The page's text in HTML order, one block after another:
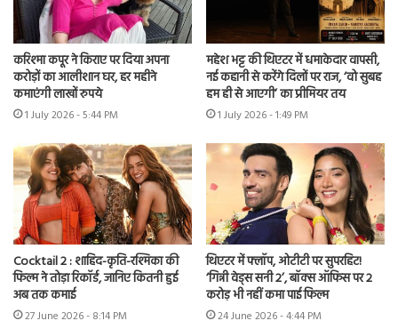
करिश्मा कपूर ने किराए पर दिया अपना
करोड़ों का आलीशान घर, हर महीने
कमाएंगी लाखों रुपये
1 July 2026 - 5:44 PM
महेश भट्ट की थिएटर में धमाकेदार वापसी,
नई कहानी से करेंगे दिलों पर राज, ‘वो सुबह
हम ही से आएगी’ का प्रीमियर तय
1 July 2026 - 1:49 PM
Cocktail 2 : शाहिद-कृति-रश्मिका की
फिल्म ने तोड़ा रिकॉर्ड, जानिए कितनी हुई
अब तक कमाई
27 June 2026 - 8:14 PM
थिएटर में फ्लॉप, ओटीटी पर सुपरहिट!
‘गिन्नी वेड्स सनी 2’, बॉक्स ऑफिस पर 2
करोड़ भी नहीं कमा पाई फिल्म
24 June 2026 - 4:44 PM